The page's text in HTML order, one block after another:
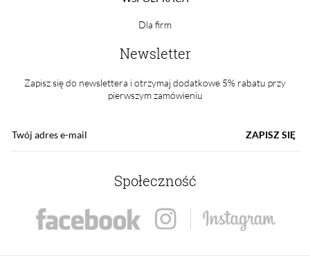
Dla firm
Newsletter
Zapisz się do newslettera i otrzymaj dodatkowe 5% rabatu przy
pierwszym zamówieniu
ZAPISZ SIĘ
Społeczność